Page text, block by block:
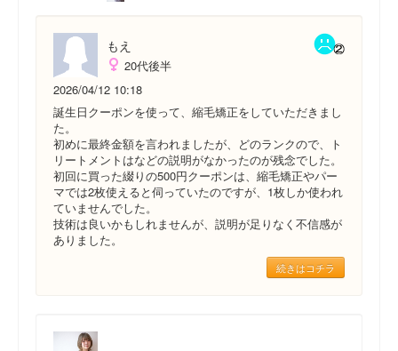
もえ
20代後半
2026/04/12 10:18
誕生日クーポンを使って、縮毛矯正をしていただきまし
た。
初めに最終金額を言われましたが、どのランクので、ト
リートメントはなどの説明がなかったのが残念でした。
初回に買った綴りの500円クーポンは、縮毛矯正やパー
マでは2枚使えると伺っていたのですが、1枚しか使われ
ていませんでした。
技術は良いかもしれませんが、説明が足りなく不信感が
ありました。
続きはコチラ